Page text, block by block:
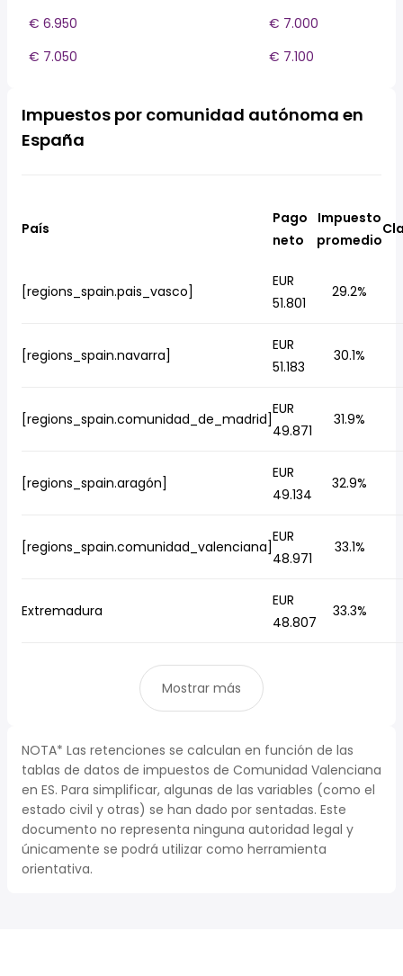
€ 6.950
€ 7.000
€ 7.050
€ 7.100
Impuestos por comunidad autónoma en
España
País
Pago
neto
Impuesto
promedio
[regions_spain.pais_vasco]
EUR
51.801
29.2%
[regions_spain.navarra]
EUR
51.183
30.1%
[regions_spain.comunidad_de_madrid]
EUR
49.871
31.9%
[regions_spain.aragón]
EUR
49.134
32.9%
[regions_spain.comunidad_valenciana]
EUR
48.971
33.1%
Extremadura
EUR
48.807
33.3%
Mostrar más
NOTA* Las retenciones se calculan en función de las
tablas de datos de impuestos de Comunidad Valenciana
en ES. Para simplificar, algunas de las variables (como el
estado civil y otras) se han dado por sentadas. Este
documento no representa ninguna autoridad legal y
únicamente se podrá utilizar como herramienta
orientativa.